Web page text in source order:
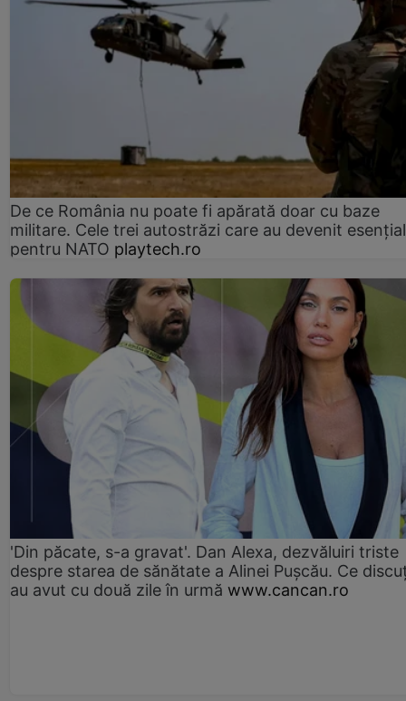
De ce România nu poate fi apărată doar cu baze
militare. Cele trei autostrăzi care au devenit
pentru NATO playtech.ro
'Din păcate, s-a gravat'. Dan Alexa, dezvăluiri triste
despre starea de sănătate a Alinei Pușcău. Ce
au avut cu două zile în urmă www.cancan.ro